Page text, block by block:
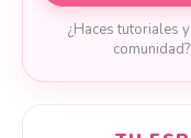
¿Haces tutoriales